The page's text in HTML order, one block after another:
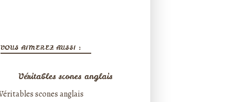
VOUS AIMEREZ AUSSI :
Véritables scones anglais